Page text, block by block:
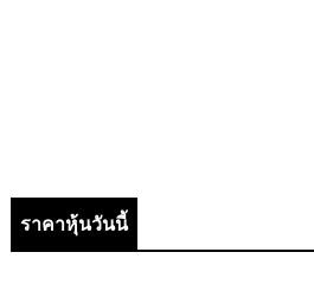
ราคาหุ้นวันนี้